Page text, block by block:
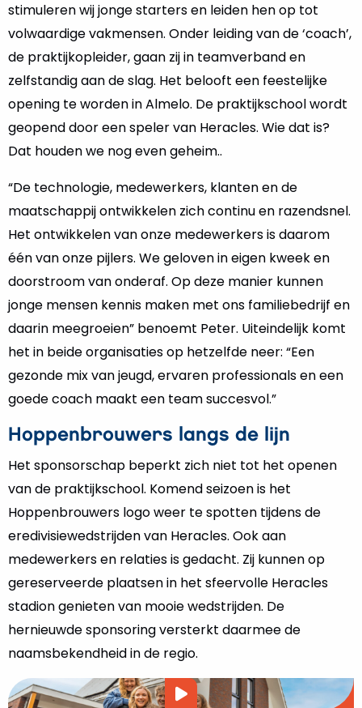
stimuleren wij jonge starters en leiden hen op tot
volwaardige vakmensen. Onder leiding van de ‘coach’,
de praktijkopleider, gaan zij in teamverband en
zelfstandig aan de slag. Het belooft een feestelijke
opening te worden in Almelo. De praktijkschool wordt
geopend door een speler van Heracles. Wie dat is?
Dat houden we nog even geheim..
“De technologie, medewerkers, klanten en de
maatschappij ontwikkelen zich continu en razendsnel.
Het ontwikkelen van onze medewerkers is daarom
één van onze pijlers. We geloven in eigen kweek en
doorstroom van onderaf. Op deze manier kunnen
jonge mensen kennis maken met ons familiebedrijf en
daarin meegroeien” benoemt Peter. Uiteindelijk komt
het in beide organisaties op hetzelfde neer: “Een
gezonde mix van jeugd, ervaren professionals en een
goede coach maakt een team succesvol.”
Hoppenbrouwers langs de lijn
Het sponsorschap beperkt zich niet tot het openen
van de praktijkschool. Komend seizoen is het
Hoppenbrouwers logo weer te spotten tijdens de
eredivisiewedstrijden van Heracles. Ook aan
medewerkers en relaties is gedacht. Zij kunnen op
gereserveerde plaatsen in het sfeervolle Heracles
stadion genieten van mooie wedstrijden. De
hernieuwde sponsoring versterkt daarmee de
naamsbekendheid in de regio.